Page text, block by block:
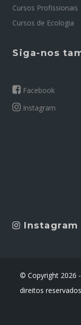
Cursos Profissionais
Cursos de Ecologia
Siga-nos
Facebook
Instagram
Instagram
© Copyright 2026 -
direitos